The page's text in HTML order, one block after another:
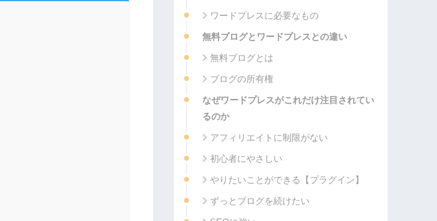
ワードプレスに必要なもの
無料ブログとワードプレスとの違い
無料ブログとは
ブログの所有権
なぜワードプレスがこれだけ注目されてい
るのか
アフィリエイトに制限がない
初心者にやさしい
やりたいことができる【プラグイン】
ずっとブログを続けたい